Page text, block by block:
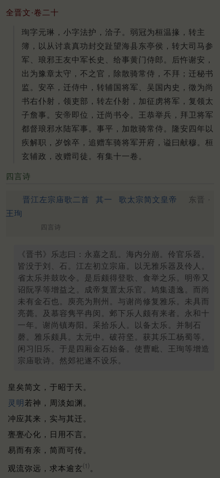
全晋文·卷二十
珣字元琳，小字法护，洽子。弱冠为桓温掾，转主
簿，以从讨袁真功封交趾望海县东亭侯，转大司马参
军、琅邪王友中军长史、给事黄门侍郎。后忤谢安，
出为豫章太守，不之官，除散骑常侍，不拜；迁秘书
监。安卒，迁侍中，转辅国将军、吴国内史，徵为尚
书右仆射，领吏部，转左仆射，加征虏将军，复领太
子詹事。安帝即位，迁尚书令。王恭举兵，拜卫将军
都督琅邪水陆军事。事平，加散骑常侍。隆安四年以
疾解职，岁馀卒，追赠车骑将军开府，谥曰献穆。桓
玄辅政，改赠司徒。有集十一卷。
四言诗
晋江左宗庙歌二首 其一 歌太宗简文皇帝
东晋 ·
王珣
四言诗
《晋书》乐志曰：永嘉之乱。海内分崩。伶官乐器。
皆没于刘、石。江左初立宗庙。以无雅乐器及伶人。
省太乐并鼓吹令。是后颇得登歌、食举之乐。明帝又
诏阮孚等增益之。成帝复置太乐官。鸠集遗逸。而尚
未有金石也。庾亮为荆州。与谢尚修复雅乐。未具而
亮薨。及慕容隽平冉闵。邺下乐人颇有来者。永和十
一年。谢尚镇寿阳。采拾乐人。以备太乐。并制石
磬。雅乐颇具。太元中。破苻坚。获其乐工杨蜀等。
闲习旧乐。于是四厢金石始备。使曹毗、王珣等增造
宗庙歌诗。然郊祀遂不设乐。
皇矣简文，于昭于天。
灵明 若神，周淡如渊。
冲应其来，实与其迁。
亹亹心化，日用不言。
易而有亲，简而可传。
观流弥远，求本逾玄⑴ 。